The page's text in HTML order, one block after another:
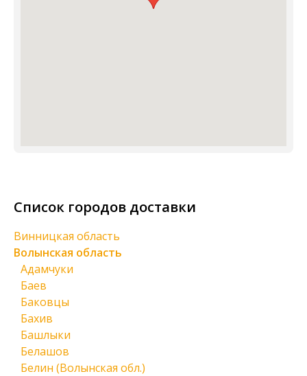
Список городов доставки
Винницкая область
Волынская область
Адамчуки
Баев
Баковцы
Бахив
Башлыки
Белашов
Белин (Волынская обл.)